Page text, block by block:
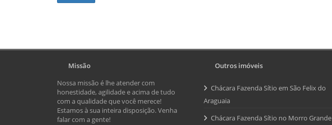
Missão
Nossa missão é lhe atender com
honestidade, agilidade e acima de tudo
com a qualidade que você merece!
Estamos à sua inteira disposição. Venha
falar com a gente!
Outros imóveis
Chácara Fazenda Sítio em São Felix do
Araguaia
Chácara Fazenda Sítio no Morro Grande